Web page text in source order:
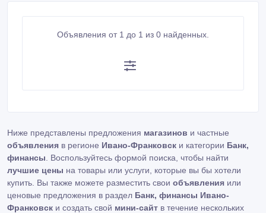
Объявления от 1 до 1 из 0 найденных.
Ниже представлены предложения магазинов и частные
объявления в регионе Ивано-Франковск и категории Банк,
финансы . Воспользуйтесь формой поиска, чтобы найти
лучшие цены на товары или услуги, которые вы бы хотели
купить. Вы также можете разместить свои объявления или
ценовые предложения в раздел Банк, финансы Ивано-
Франковск и создать свой мини-сайт в течение нескольких